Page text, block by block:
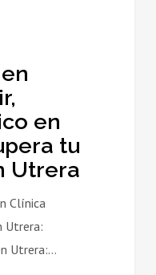
en
tu
Utrera
Clínica
Utrera:
Utrera:…